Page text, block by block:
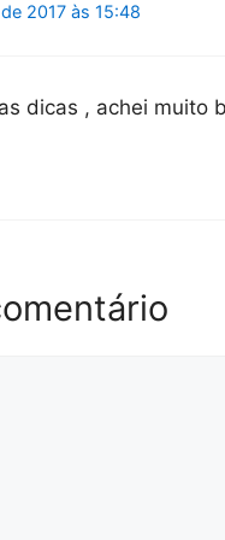
2017 às 15:48
dicas , achei muito